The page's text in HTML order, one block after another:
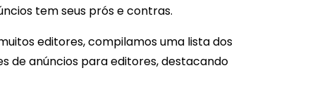
tem seus prós e contras.
editores, compilamos uma lista dos
de anúncios para editores, destacando